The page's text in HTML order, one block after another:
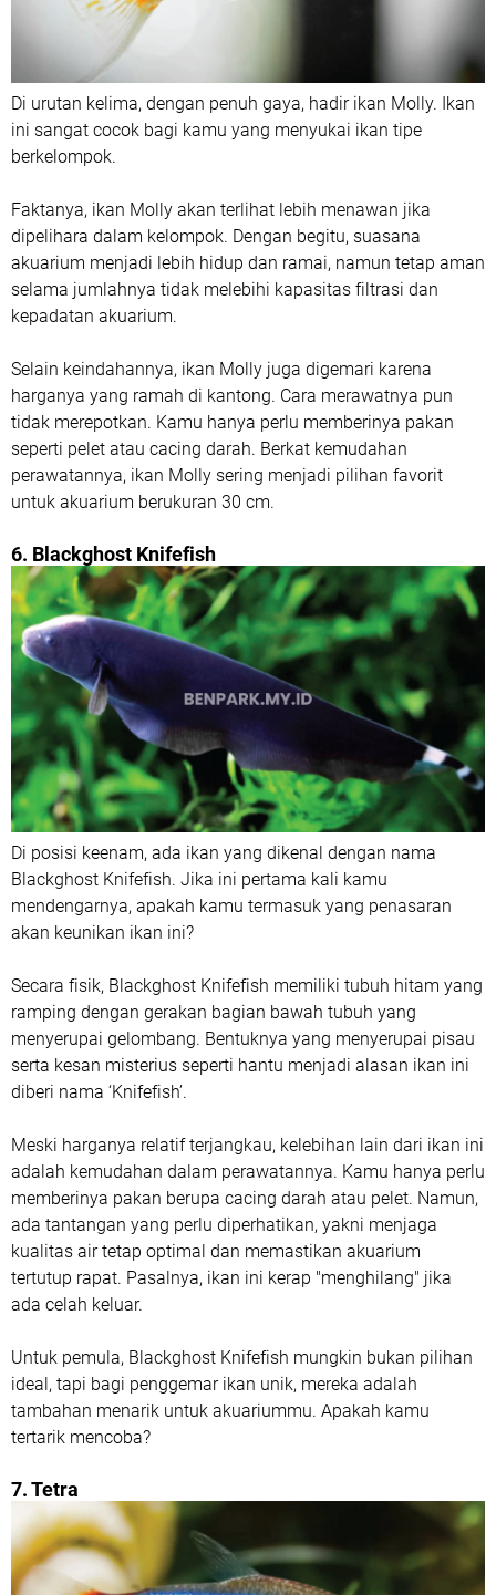
Di urutan kelima, dengan penuh gaya, hadir ikan Molly. Ikan
ini sangat cocok bagi kamu yang menyukai ikan tipe
berkelompok.
Faktanya, ikan Molly akan terlihat lebih menawan jika
dipelihara dalam kelompok. Dengan begitu, suasana
akuarium menjadi lebih hidup dan ramai, namun tetap aman
selama jumlahnya tidak melebihi kapasitas filtrasi dan
kepadatan akuarium.
Selain keindahannya, ikan Molly juga digemari karena
harganya yang ramah di kantong. Cara merawatnya pun
tidak merepotkan. Kamu hanya perlu memberinya pakan
seperti pelet atau cacing darah. Berkat kemudahan
perawatannya, ikan Molly sering menjadi pilihan favorit
untuk akuarium berukuran 30 cm.
6. Blackghost Knifefish
Di posisi keenam, ada ikan yang dikenal dengan nama
Blackghost Knifefish. Jika ini pertama kali kamu
mendengarnya, apakah kamu termasuk yang penasaran
akan keunikan ikan ini?
Secara fisik, Blackghost Knifefish memiliki tubuh hitam yang
ramping dengan gerakan bagian bawah tubuh yang
menyerupai gelombang. Bentuknya yang menyerupai pisau
serta kesan misterius seperti hantu menjadi alasan ikan ini
diberi nama ‘Knifefish’.
Meski harganya relatif terjangkau, kelebihan lain dari ikan ini
adalah kemudahan dalam perawatannya. Kamu hanya perlu
memberinya pakan berupa cacing darah atau pelet. Namun,
ada tantangan yang perlu diperhatikan, yakni menjaga
kualitas air tetap optimal dan memastikan akuarium
tertutup rapat. Pasalnya, ikan ini kerap "menghilang" jika
ada celah keluar.
Untuk pemula, Blackghost Knifefish mungkin bukan pilihan
ideal, tapi bagi penggemar ikan unik, mereka adalah
tambahan menarik untuk akuariummu. Apakah kamu
tertarik mencoba?
7. Tetra